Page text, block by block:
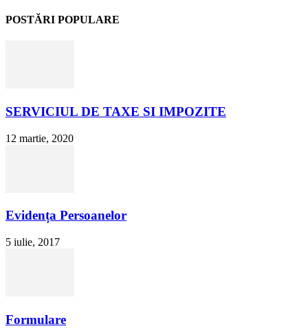
POSTĂRI POPULARE
SERVICIUL DE TAXE SI IMPOZITE
12 martie, 2020
Evidența Persoanelor
5 iulie, 2017
Formulare